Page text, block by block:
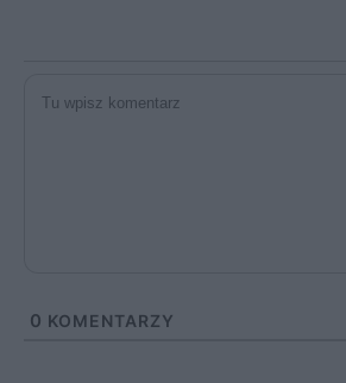
0 KOMENTARZY